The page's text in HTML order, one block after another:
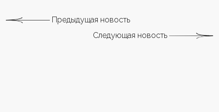
Предыдущая новость
Следующая новость